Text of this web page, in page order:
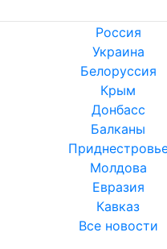
Россия
Украина
Белоруссия
Крым
Донбасс
Балканы
Молдова
Евразия
Кавказ
Все новости